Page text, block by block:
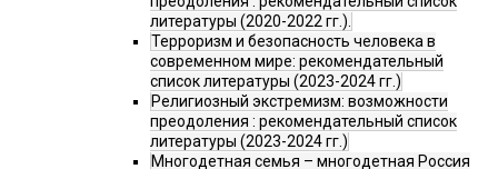
литературы (2020-2022 гг.).
Терроризм и безопасность человека в
современном мире: рекомендательный
список литературы (2023-2024 гг.)
Религиозный экстремизм: возможности
преодоления : рекомендательный список
литературы (2023-2024 гг.)
Многодетная семья – многодетная Россия